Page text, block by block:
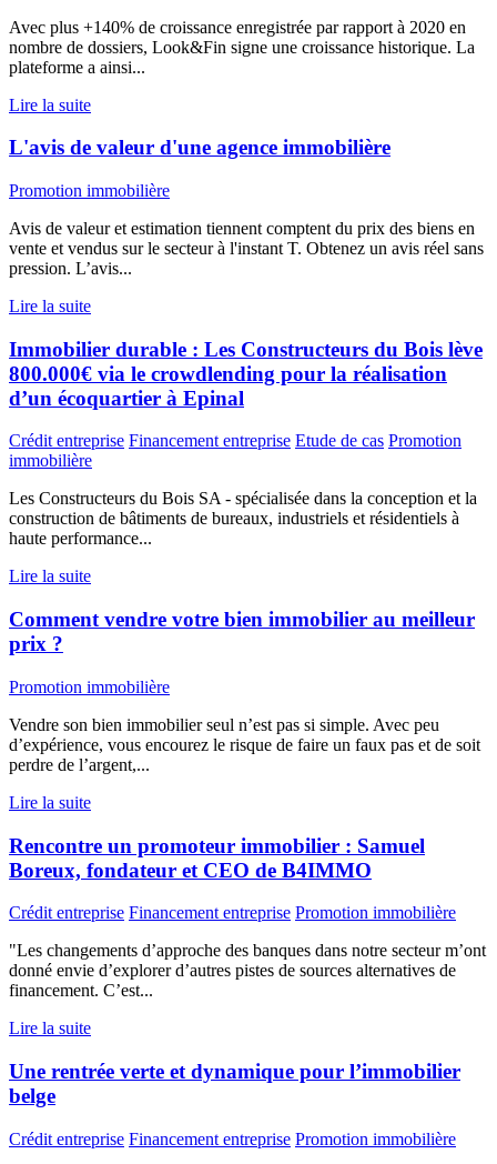
Avec plus +140% de croissance enregistrée par rapport à 2020 en
nombre de dossiers, Look&Fin signe une croissance historique. La
plateforme a ainsi...
Lire la suite
L'avis de valeur d'une agence immobilière
Promotion immobilière
Avis de valeur et estimation tiennent comptent du prix des biens en
vente et vendus sur le secteur à l'instant T. Obtenez un avis réel sans
pression. L’avis...
Lire la suite
Immobilier durable : Les Constructeurs du Bois lève
800.000€ via le crowdlending pour la réalisation
d’un écoquartier à Epinal
Crédit entreprise Financement entreprise Etude de cas Promotion
immobilière
Les Constructeurs du Bois SA - spécialisée dans la conception et la
construction de bâtiments de bureaux, industriels et résidentiels à
haute performance...
Lire la suite
Comment vendre votre bien immobilier au meilleur
prix ?
Promotion immobilière
Vendre son bien immobilier seul n’est pas si simple. Avec peu
d’expérience, vous encourez le risque de faire un faux pas et de soit
perdre de l’argent,...
Lire la suite
Rencontre un promoteur immobilier : Samuel
Boreux, fondateur et CEO de B4IMMO
Crédit entreprise Financement entreprise Promotion immobilière
"Les changements d’approche des banques dans notre secteur m’ont
donné envie d’explorer d’autres pistes de sources alternatives de
financement. C’est...
Lire la suite
Une rentrée verte et dynamique pour l’immobilier
belge
Crédit entreprise Financement entreprise Promotion immobilière